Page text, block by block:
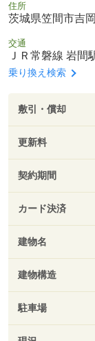
住所
茨城県笠間市吉
交通
ＪＲ常磐線 岩間
乗り換え検索
敷引・償却
更新料
契約期間
カード決済
建物名
建物構造
駐車場